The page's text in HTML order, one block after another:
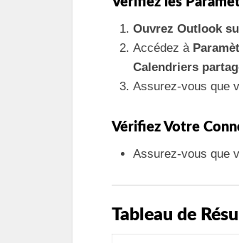
Ouvrez Outlook
Accédez à
Calendriers
Assurez-vous que
Vérifiez Votre
Assurez-vous que
Tableau de